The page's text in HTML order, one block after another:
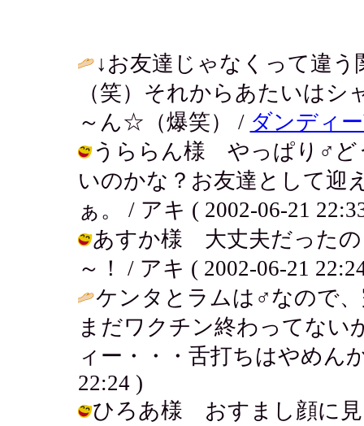
↓お友達じゃなくって違
（笑）それからあたいは
～ん☆（爆笑） / ダンディ
うららん様 やっぱり♂ど
いのかな？お友達として迎
ぁ。 / アキ ( 2002-06-21
あすか様 大丈夫だったの
～！ / アキ ( 2002-06-21
ケンタとラムは♂なので
まだワクチン終わってない
ィー・・・舌打ちはやめ
22:24 )
ひろあ様 おすまし顔に見